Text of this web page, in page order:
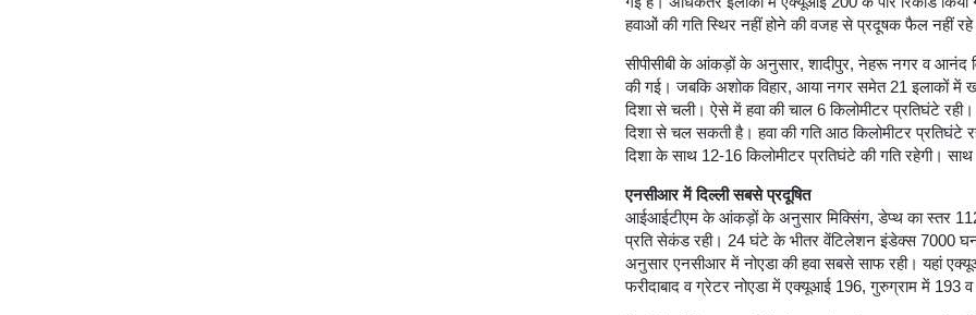
हवाओं की गति स्थिर नहीं होने की वजह से प्रदूषक फैल नहीं
सीपीसीबी के आंकड़ों के अनुसार, शादीपुर, नेहरू नगर व आनंद
की गई। जबकि अशोक विहार, आया नगर समेत 21 इलाकों में
दिशा से चली। ऐसे में हवा की चाल 6 किलोमीटर प्रतिघंटे रही।
दिशा से चल सकती है। हवा की गति आठ किलोमीटर प्रतिघंटे
दिशा के साथ 12-16 किलोमीटर प्रतिघंटे की गति रहेगी। साथ
एनसीआर में दिल्ली सबसे प्रदूषित
आईआईटीएम के आंकड़ों के अनुसार मिक्सिंग, डेप्थ का स्तर
प्रति सेकंड रही। 24 घंटे के भीतर वेंटिलेशन इंडेक्स 7000
अनुसार एनसीआर में नोएडा की हवा सबसे साफ रही। यहां
फरीदाबाद व ग्रेटर नोएडा में एक्यूआई 196, गुरुग्राम में 193 व